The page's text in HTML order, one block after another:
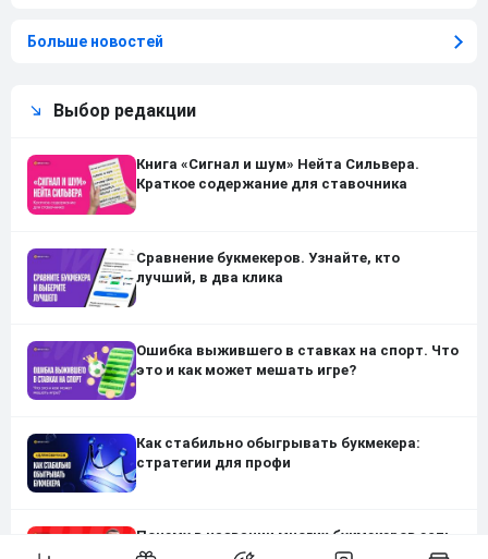
Больше новостей
Выбор редакции
Книга «Сигнал и шум» Нейта Сильвера.
Краткое содержание для ставочника
Сравнение букмекеров. Узнайте, кто
лучший, в два клика
Ошибка выжившего в ставках на спорт. Что
это и как может мешать игре?
Как стабильно обыгрывать букмекера:
стратегии для профи
Почему в названии многих букмекеров есть
число 88